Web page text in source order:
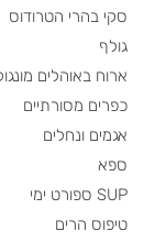
סקי בהרי הטרודוס
גולף
ארוח באוהלים
כפרים מסורתיים
אגמים ונחלים
ספא
SUP ספורט ימי
טיפוס הרים